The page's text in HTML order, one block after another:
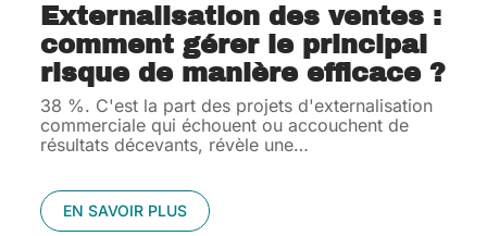
Externalisation des ventes :
comment gérer le principal
risque de manière efficace ?
38 %. C'est la part des projets d'externalisation
commerciale qui échouent ou accouchent de
résultats décevants, révèle une…
EN SAVOIR PLUS